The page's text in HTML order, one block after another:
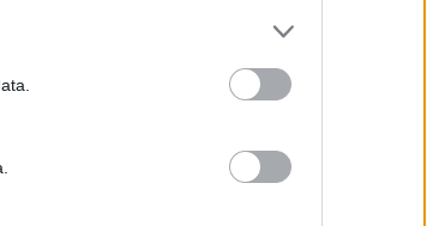
par
qu’elles peuvent